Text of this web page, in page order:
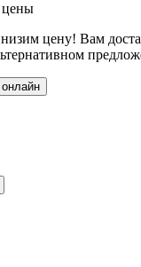
цены
цену! Вам